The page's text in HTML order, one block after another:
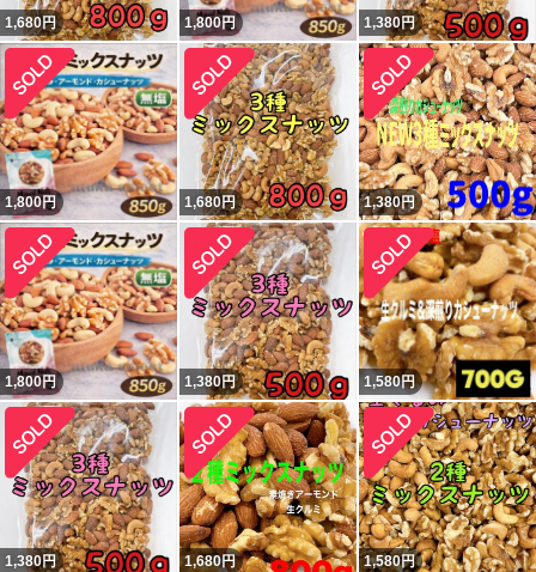
1,680円 1,800円 1,380円
1,800円 1,680円 1,380円
1,800円 1,380円 1,580円
1,380円 1,680円 1,580円